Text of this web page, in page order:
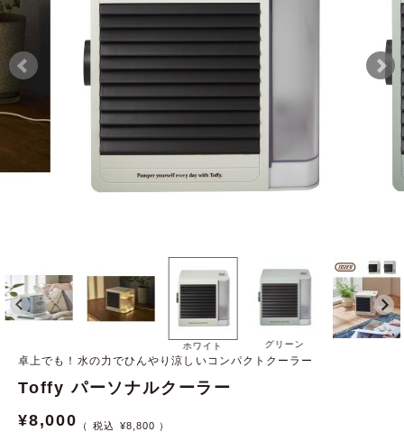
ホワイト グリーン
卓上でも！水の力でひんやり涼しいコンパクトクーラー
Toffy パーソナルクーラー
¥8,000 ¥8,800